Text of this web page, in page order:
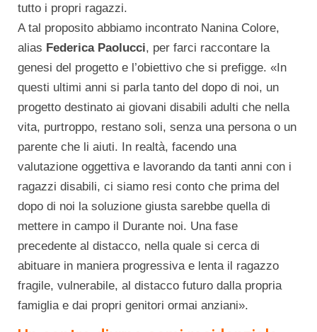
tutto i propri ragazzi.
A tal proposito abbiamo incontrato Nanina Colore,
alias Federica Paolucci, per farci raccontare la
genesi del progetto e l’obiettivo che si prefigge. «In
questi ultimi anni si parla tanto del dopo di noi, un
progetto destinato ai giovani disabili adulti che nella
vita, purtroppo, restano soli, senza una persona o un
parente che li aiuti. In realtà, facendo una
valutazione oggettiva e lavorando da tanti anni con i
ragazzi disabili, ci siamo resi conto che prima del
dopo di noi la soluzione giusta sarebbe quella di
mettere in campo il Durante noi. Una fase
precedente al distacco, nella quale si cerca di
abituare in maniera progressiva e lenta il ragazzo
fragile, vulnerabile, al distacco futuro dalla propria
famiglia e dai propri genitori ormai anziani».